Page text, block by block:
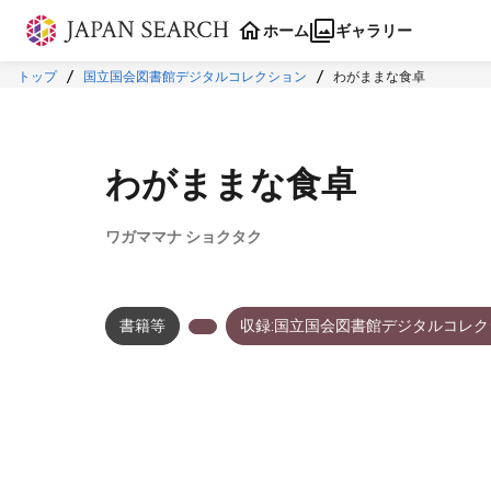
本文に飛ぶ
ホーム ギャラリー
トップ 国立国会図書館デジタルコレクション わがままな食卓
わがままな食卓
ワガママナ ショクタク
書籍等 収録:国立国会図書館デジタルコレ